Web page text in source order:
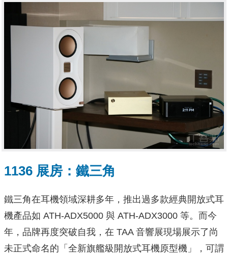
1136 展房：鐵三角
鐵三角在耳機領域深耕多年，推出過多款經典開放式耳
機產品如 ATH-ADX5000 與 ATH-ADX3000 等。而今
年，品牌再度突破自我，在 TAA 音響展現場展示了尚
未正式命名的「全新旗艦級開放式耳機原型機」，可謂